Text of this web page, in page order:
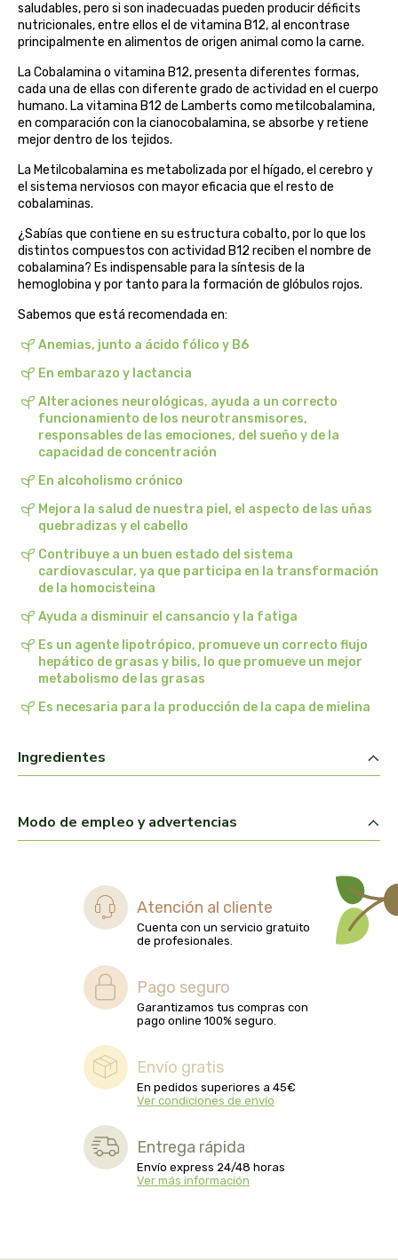
saludables, pero si son inadecuadas pueden producir déficits
nutricionales, entre ellos el de vitamina B12, al encontrase
principalmente en alimentos de origen animal como la carne.
La Cobalamina o vitamina B12, presenta diferentes formas,
cada una de ellas con diferente grado de actividad en el cuerpo
humano. La vitamina B12 de Lamberts como metilcobalamina,
en comparación con la cianocobalamina, se absorbe y retiene
mejor dentro de los tejidos.
La Metilcobalamina es metabolizada por el hígado, el cerebro y
el sistema nerviosos con mayor eficacia que el resto de
cobalaminas.
¿Sabías que contiene en su estructura cobalto, por lo que los
distintos compuestos con actividad B12 reciben el nombre de
cobalamina? Es indispensable para la síntesis de la
hemoglobina y por tanto para la formación de glóbulos rojos.
Sabemos que está recomendada en:
Anemias, junto a ácido fólico y B6
En embarazo y lactancia
Alteraciones neurológicas, ayuda a un correcto
funcionamiento de los neurotransmisores,
responsables de las emociones, del sueño y de la
capacidad de concentración
En alcoholismo crónico
Mejora la salud de nuestra piel, el aspecto de las uñas
quebradizas y el cabello
Contribuye a un buen estado del sistema
cardiovascular, ya que participa en la transformación
de la homocisteina
Ayuda a disminuir el cansancio y la fatiga
Es un agente lipotrópico, promueve un correcto flujo
hepático de grasas y bilis, lo que promueve un mejor
metabolismo de las grasas
Es necesaria para la producción de la capa de mielina
Ingredientes
Modo de empleo y advertencias
Atención al cliente
Cuenta con un servicio gratuito
de profesionales.
Pago seguro
Garantizamos tus compras con
pago online 100% seguro.
Envío gratis
En pedidos superiores a 45€
Ver condiciones de envío
Entrega rápida
Envío express 24/48 horas
Ver más información
banban
bauck hof
bellsola
ben&anna
biarritz
bifemme
biobio
biocop
biofloral
biokap
biolasi
biomix
biotta
brinkers food
camaleon
captain kombucha
carrau y cia- sara
castagno
cavalier